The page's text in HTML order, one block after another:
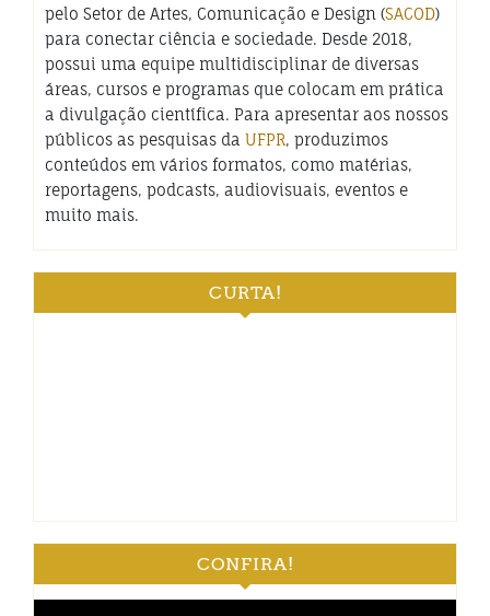
pelo Setor de Artes, Comunicação e Design (SACOD)
para conectar ciência e sociedade. Desde 2018,
possui uma equipe multidisciplinar de diversas
áreas, cursos e programas que colocam em prática
a divulgação científica. Para apresentar aos nossos
públicos as pesquisas da UFPR, produzimos
conteúdos em vários formatos, como matérias,
reportagens, podcasts, audiovisuais, eventos e
muito mais.
CURTA!
CONFIRA!